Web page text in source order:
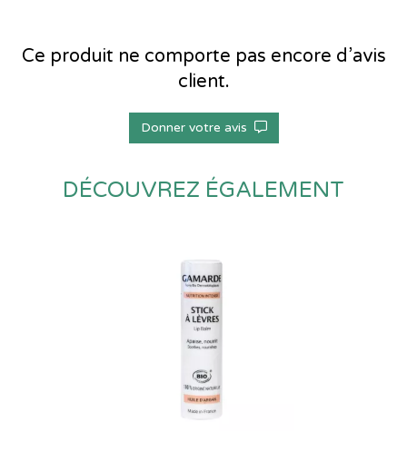
Ce produit ne comporte pas encore d’avis
client.
Donner votre avis
DÉCOUVREZ ÉGALEMENT